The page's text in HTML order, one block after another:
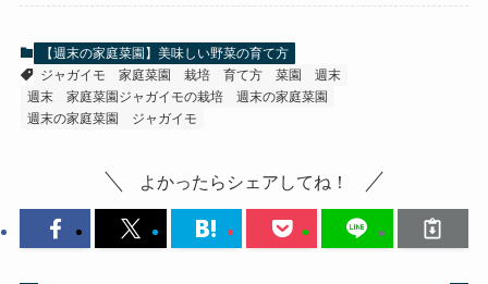
【週末の家庭菜園】美味しい野菜の育て方
ジャガイモ
家庭菜園 栽培 育て方 菜園
週末
週末 家庭菜園ジャガイモの栽培
週末の家庭菜園
週末の家庭菜園 ジャガイモ
よかったらシェアしてね！